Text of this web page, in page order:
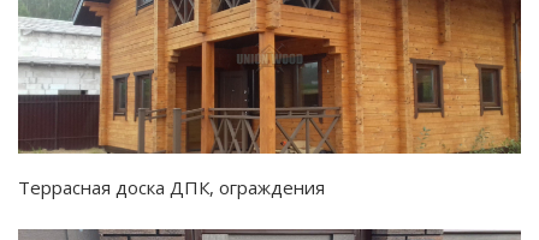
Террасная доска ДПК, ограждения